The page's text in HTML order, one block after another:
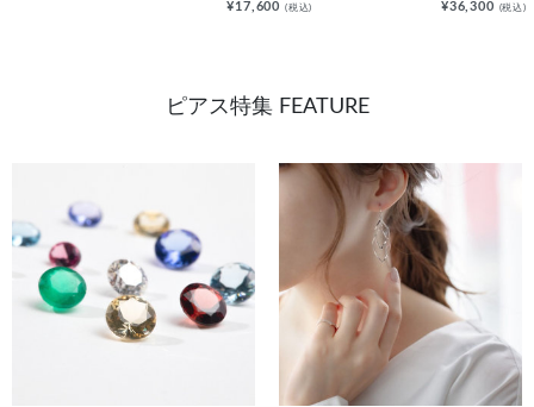
¥17,600 (税込)
¥36,300 (税込)
ピアス特集 FEATURE